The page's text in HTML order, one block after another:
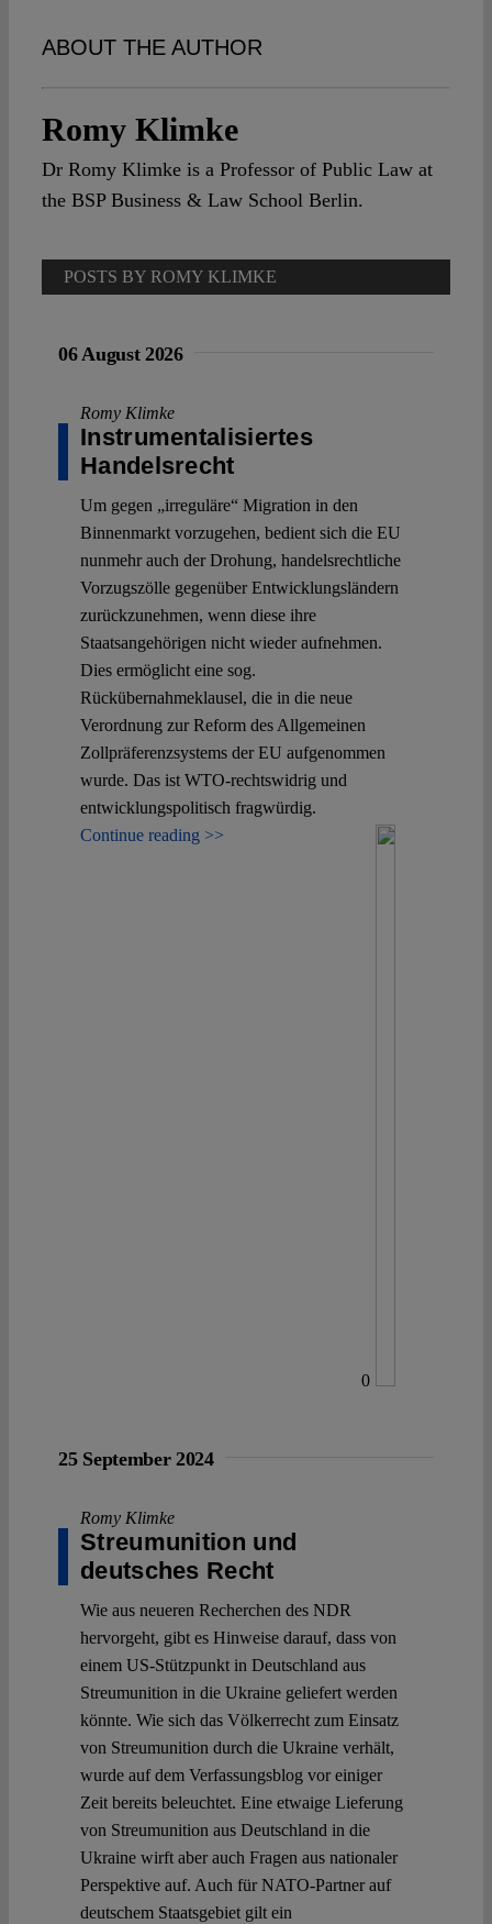
Spotlight
ABOUT THE AUTHOR
Romy Klimke
Dr Romy Klimke is a Professor of Public Law at
the BSP Business & Law School Berlin.
POSTS BY ROMY KLIMKE
06 August 2026
Romy Klimke
Instrumentalisiertes
Handelsrecht
Um gegen „irreguläre“ Migration in den
Binnenmarkt vorzugehen, bedient sich die EU
nunmehr auch der Drohung, handelsrechtliche
Vorzugszölle gegenüber Entwicklungsländern
zurückzunehmen, wenn diese ihre
Staatsangehörigen nicht wieder aufnehmen.
Dies ermöglicht eine sog.
Rückübernahmeklausel, die in die neue
Verordnung zur Reform des Allgemeinen
Zollpräferenzsystems der EU aufgenommen
wurde. Das ist WTO-rechtswidrig und
entwicklungspolitisch fragwürdig.
Continue reading >>
0
25 September 2024
Romy Klimke
Streumunition und
deutsches Recht
Wie aus neueren Recherchen des NDR
hervorgeht, gibt es Hinweise darauf, dass von
einem US-Stützpunkt in Deutschland aus
Streumunition in die Ukraine geliefert werden
könnte. Wie sich das Völkerrecht zum Einsatz
von Streumunition durch die Ukraine verhält,
wurde auf dem Verfassungsblog vor einiger
Zeit bereits beleuchtet. Eine etwaige Lieferung
von Streumunition aus Deutschland in die
Ukraine wirft aber auch Fragen aus nationaler
Perspektive auf. Auch für NATO-Partner auf
deutschem Staatsgebiet gilt ein